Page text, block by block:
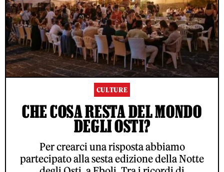
CULTURE
CHE COSA RESTA DEL MONDO
DEGLI OSTI?
Per crearci una risposta abbiamo
partecipato alla sesta edizione della Notte